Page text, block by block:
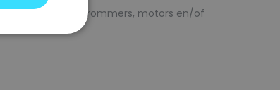
scooters, brommers, motors en/of